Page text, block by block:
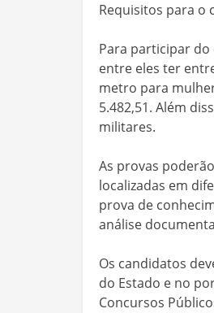
Requisitos para o
Para participar
entre eles ter
metro para
5.482,51. Além
militares.
As provas
localizadas em
prova de
análise
Os candidatos
do Estado e no
Concursos